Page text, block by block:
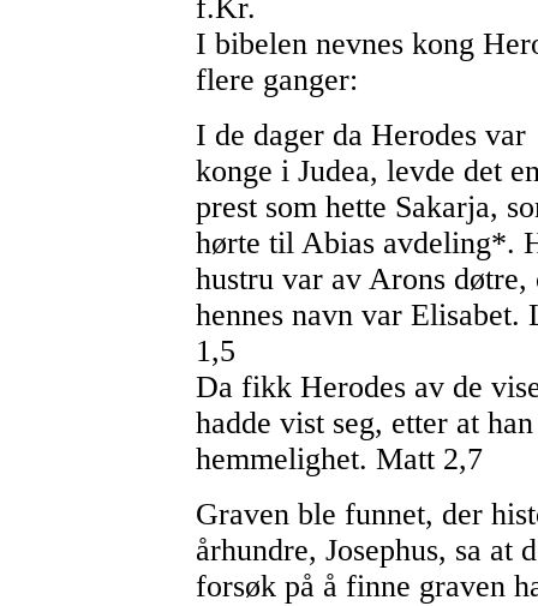
f.Kr.
I bibelen nevnes kong
flere ganger:
I de dager da Herodes var
konge i Judea, levde det
prest som hette Sakarja,
hørte til Abias avdeling*.
hustru var av Arons døtre,
hennes navn var Elisabet.
1,5
Da fikk Herodes av de
hadde vist seg, etter at
hemmelighet. Matt 2,7
Graven ble funnet, der
århundre, Josephus, sa
forsøk på å finne graven